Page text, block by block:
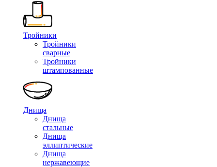
Тройники
Тройники
сварные
Тройники
штампованные
Днища
Днища
стальные
Днища
эллиптические
Днища
нержавеющие